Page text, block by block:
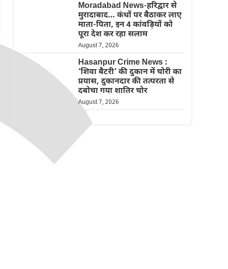
Moradabad News-हरिद्वार से
मुरादाबाद… कंधों पर बैठाकर लाए
माता-पिता, इन 4 कांवड़ियों को
पूरा देश कर रहा सलाम
August 7, 2026
Hasanpur Crime News :
‘शिवा बैटरी’ की दुकान में चोरी का
प्रयास, दुकानदार की तत्परता से
दबोचा गया शातिर चोर
August 7, 2026